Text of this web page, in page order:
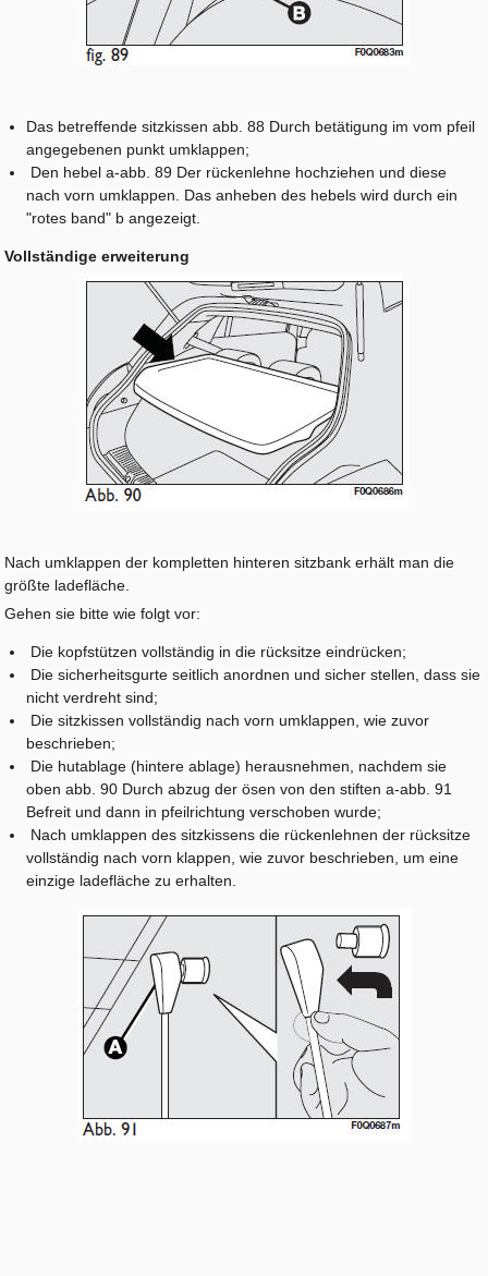
Das betreffende sitzkissen abb. 88 Durch betätigung im vom pfeil
angegebenen punkt umklappen;
Den hebel a-abb. 89 Der rückenlehne hochziehen und diese
nach vorn umklappen. Das anheben des hebels wird durch ein
"rotes band" b angezeigt.
Vollständige erweiterung
Nach umklappen der kompletten hinteren sitzbank erhält man die
größte ladefläche.
Gehen sie bitte wie folgt vor:
Die kopfstützen vollständig in die rücksitze eindrücken;
Die sicherheitsgurte seitlich anordnen und sicher stellen, dass sie
nicht verdreht sind;
Die sitzkissen vollständig nach vorn umklappen, wie zuvor
beschrieben;
Die hutablage (hintere ablage) herausnehmen, nachdem sie
oben abb. 90 Durch abzug der ösen von den stiften a-abb. 91
Befreit und dann in pfeilrichtung verschoben wurde;
Nach umklappen des sitzkissens die rückenlehnen der rücksitze
vollständig nach vorn klappen, wie zuvor beschrieben, um eine
einzige ladefläche zu erhalten.